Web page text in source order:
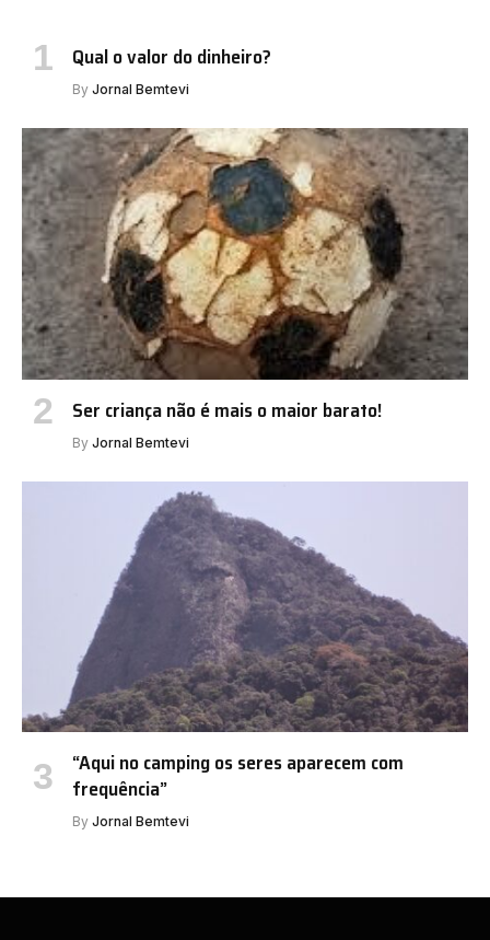
Qual o valor do dinheiro?
By Jornal Bemtevi
Ser criança não é mais o maior barato!
By Jornal Bemtevi
“Aqui no camping os seres aparecem com
frequência”
By Jornal Bemtevi